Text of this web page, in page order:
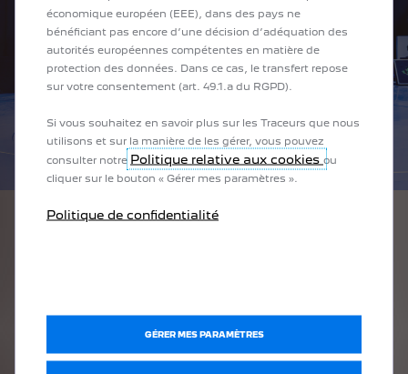
c’est Peugeot qui vient à l’esprit des consommateurs
chinois à l’évocation d’une marque française.
Il n’est pas d’usage d’utiliser le terme « Allure » dans
économique européen (EEE), dans des pays ne
bénéficiant pas encore d’une décision d’adéquation des
autorités européennes compétentes en matière de
protection des données. Dans ce cas, le transfert repose
sur votre consentement (art. 49.1.a du RGPD).
Si vous souhaitez en savoir plus sur les Traceurs que nous
utilisons et sur la manière de les gérer, vous pouvez
consulter notre Politique relative aux cookies ou
cliquer sur le bouton « Gérer mes paramètres ».
Politique de confidentialité
GÉRER MES PARAMÈTRES